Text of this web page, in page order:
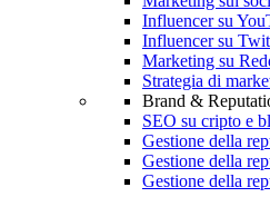
Influencer su
Influencer su
Marketing su
Strategia di
Brand &
SEO su cripto e
Gestione della
Gestione della
Gestione della